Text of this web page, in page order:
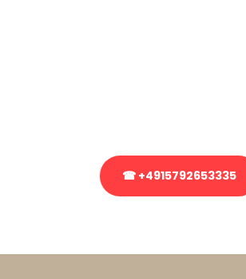
☎ +4915792653335